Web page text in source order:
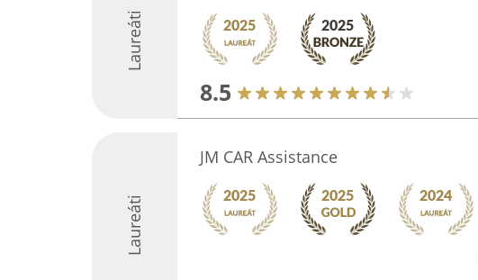
Laureáti
8.5
Laureáti
JM CAR Assistance